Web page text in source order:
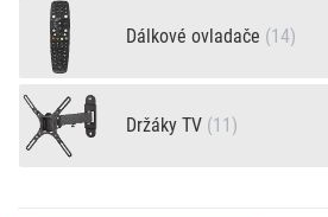
Dálkové ovladače (14)
Držáky TV (11)